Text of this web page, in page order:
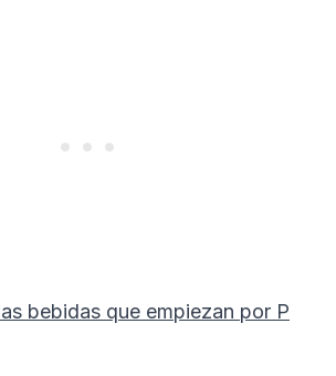
bebidas que empiezan por P